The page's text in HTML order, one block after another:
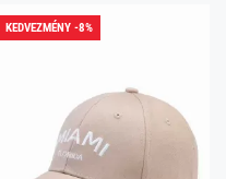
KEDVEZMÉNY -8%